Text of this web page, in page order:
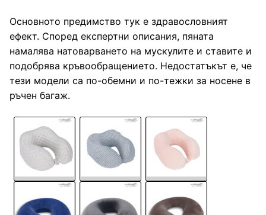
Основното предимство тук е здравословният
ефект. Според експертни описания, пяната
намалява натоварването на мускулите и ставите и
подобрява кръвообращението. Недостатъкът е, че
тези модели са по-обемни и по-тежки за носене в
ръчен багаж.